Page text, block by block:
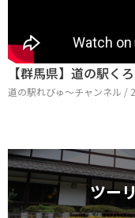
【群馬県】道の駅く
道の駅れびゅ〜チャンネル /
ツー